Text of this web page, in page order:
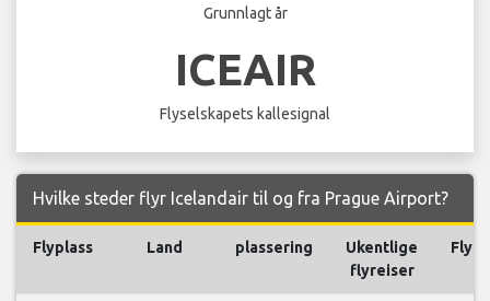
Grunnlagt år
ICEAIR
Flyselskapets kallesignal
Hvilke steder flyr Icelandair til og fra Prague Airport?
Flyplass Land plassering
Ukentlige
flyreiser